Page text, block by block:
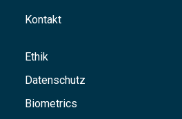
Kontakt
Ethik
Datenschutz
Biometrics